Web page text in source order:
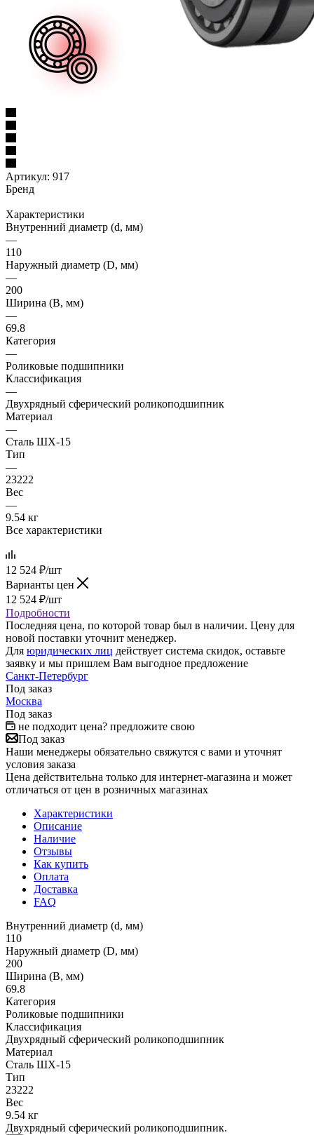
Артикул: 917
Бренд
Характеристики
Внутренний диаметр (d, мм)
—
110
Наружный диаметр (D, мм)
—
200
Ширина (B, мм)
—
69.8
Категория
—
Роликовые подшипники
Классификация
—
Двухрядный сферический роликоподшипник
Материал
—
Сталь ШХ-15
Тип
—
23222
Вес
—
9.54 кг
Все характеристики
12 524 ₽/шт
Варианты цен
12 524 ₽/шт
Подробности
Последняя цена, по которой товар был в наличии. Цену для
новой поставки уточнит менеджер.
Для юридических лиц действует система скидок, оставьте
заявку и мы пришлем Вам выгодное предложение
Санкт-Петербург
Под заказ
Москва
Под заказ
не подходит цена? предложите свою
Под заказ
Наши менеджеры обязательно свяжутся с вами и уточнят
условия заказа
Цена действительна только для интернет-магазина и может
отличаться от цен в розничных магазинах
Характеристики
Описание
Наличие
Отзывы
Как купить
Оплата
Доставка
FAQ
Внутренний диаметр (d, мм)
110
Наружный диаметр (D, мм)
200
Ширина (B, мм)
69.8
Категория
Роликовые подшипники
Классификация
Двухрядный сферический роликоподшипник
Материал
Сталь ШХ-15
Тип
23222
Вес
9.54 кг
Двухрядный сферический роликоподшипник.